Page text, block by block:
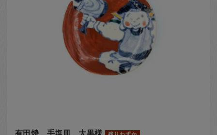
有田焼 手塩皿 大黒様 残りわずか